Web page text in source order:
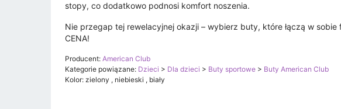
stopy, co dodatkowo podnosi komfort noszenia.
Nie przegap tej rewelacyjnej okazji – wybierz buty, które łączą w sobie
CENA!
Producent: American Club
Kategorie powiązane: Dzieci > Dla dzieci > Buty sportowe > Buty American Club
Kolor: zielony , niebieski , biały